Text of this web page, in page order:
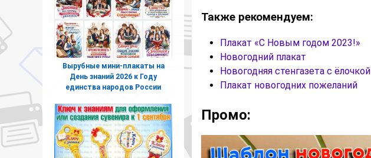
Также рекомендуем:
Плакат «С Новым годом 2023!»
Новогодний плакат
Новогодняя стенгазета с ёлочкой
Плакат новогодних пожеланий
Промо:
Вырубные мини-плакаты на
День знаний 2026 к Году
единства народов России